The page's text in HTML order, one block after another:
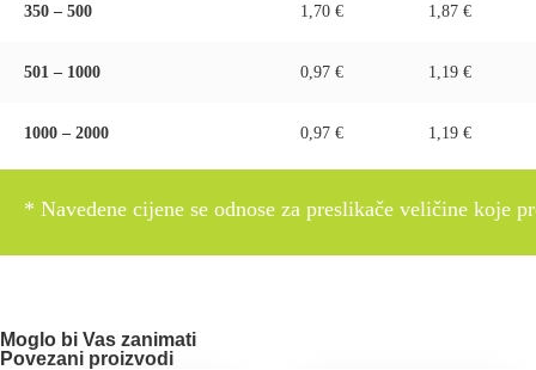
350 – 500 1,70 € 1,87 €
501 – 1000 0,97 € 1,19 €
1000 – 2000 0,97 € 1,19 €
* Navedene cijene se odnose za preslikače veličine koje
Moglo bi Vas zanimati
Povezani proizvodi